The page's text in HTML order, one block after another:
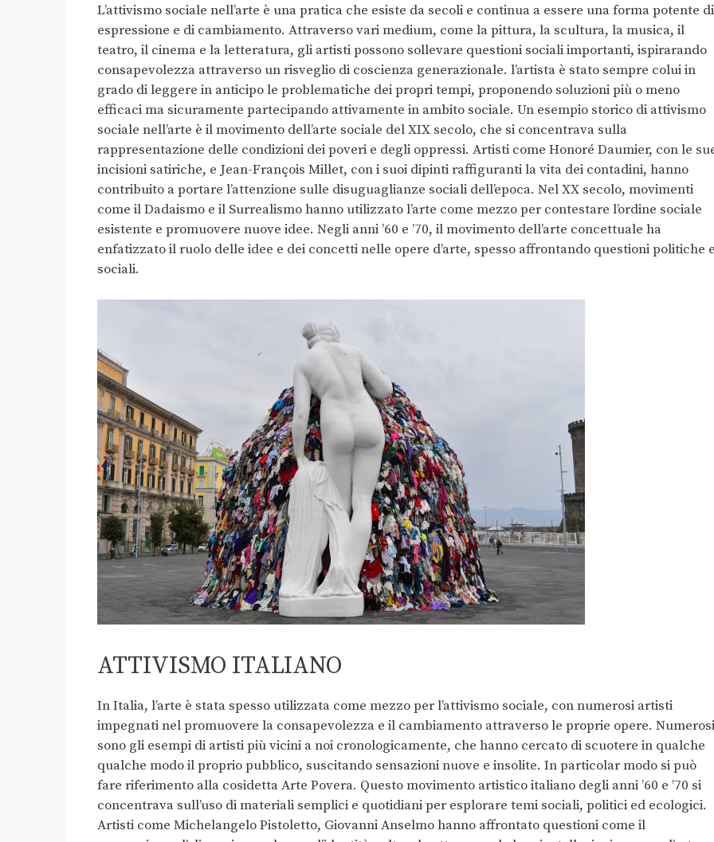
L’attivismo sociale nell’arte è una pratica che esiste da secoli e continua a essere una forma potente di
espressione e di cambiamento. Attraverso vari medium, come la pittura, la scultura, la musica, il
teatro, il cinema e la letteratura, gli artisti possono sollevare questioni sociali importanti, ispirarando
consapevolezza attraverso un risveglio di coscienza generazionale. l’artista è stato sempre colui in
grado di leggere in anticipo le problematiche dei propri tempi, proponendo soluzioni più o meno
efficaci ma sicuramente partecipando attivamente in ambito sociale. Un esempio storico di attivismo
sociale nell’arte è il movimento dell’arte sociale del XIX secolo, che si concentrava sulla
rappresentazione delle condizioni dei poveri e degli oppressi. Artisti come Honoré Daumier, con le
incisioni satiriche, e Jean-François Millet, con i suoi dipinti raffiguranti la vita dei contadini, hanno
contribuito a portare l’attenzione sulle disuguaglianze sociali dell’epoca. Nel XX secolo, movimenti
come il Dadaismo e il Surrealismo hanno utilizzato l’arte come mezzo per contestare l’ordine sociale
esistente e promuovere nuove idee. Negli anni ’60 e ’70, il movimento dell’arte concettuale ha
enfatizzato il ruolo delle idee e dei concetti nelle opere d’arte, spesso affrontando questioni politiche
sociali.
ATTIVISMO ITALIANO
In Italia, l’arte è stata spesso utilizzata come mezzo per l’attivismo sociale, con numerosi artisti
impegnati nel promuovere la consapevolezza e il cambiamento attraverso le proprie opere. Numerosi
sono gli esempi di artisti più vicini a noi cronologicamente, che hanno cercato di scuotere in qualche
qualche modo il proprio pubblico, suscitando sensazioni nuove e insolite. In particolar modo si può
fare riferimento alla cosidetta Arte Povera. Questo movimento artistico italiano degli anni ’60 e ’70 si
concentrava sull’uso di materiali semplici e quotidiani per esplorare temi sociali, politici ed ecologici.
Artisti come Michelangelo Pistoletto, Giovanni Anselmo hanno affrontato questioni come il